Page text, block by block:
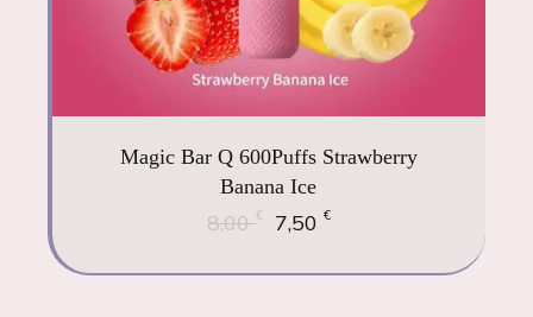
Magic Bar Q 600Puffs Strawberry
Banana Ice
8,00€ 7,50 €